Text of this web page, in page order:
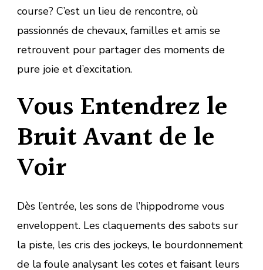
course? C’est un lieu de rencontre, où
passionnés de chevaux, familles et amis se
retrouvent pour partager des moments de
pure joie et d’excitation.
Vous Entendrez le
Bruit Avant de le
Voir
Dès l’entrée, les sons de l’hippodrome vous
enveloppent. Les claquements des sabots sur
la piste, les cris des jockeys, le bourdonnement
de la foule analysant les cotes et faisant leurs